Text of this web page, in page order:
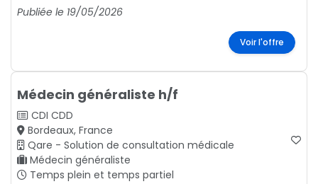
Publiée le 19/05/2026
Voir l'offre
Médecin généraliste h/f
CDI CDD
Bordeaux, France
Qare - Solution de consultation médicale
Médecin généraliste
Temps plein et temps partiel